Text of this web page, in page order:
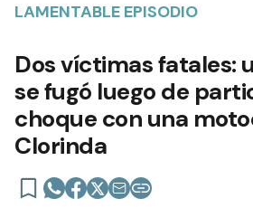
LAMENTABLE EPISODIO
Dos víctimas fatales:
se fugó luego de
choque con una
Clorinda